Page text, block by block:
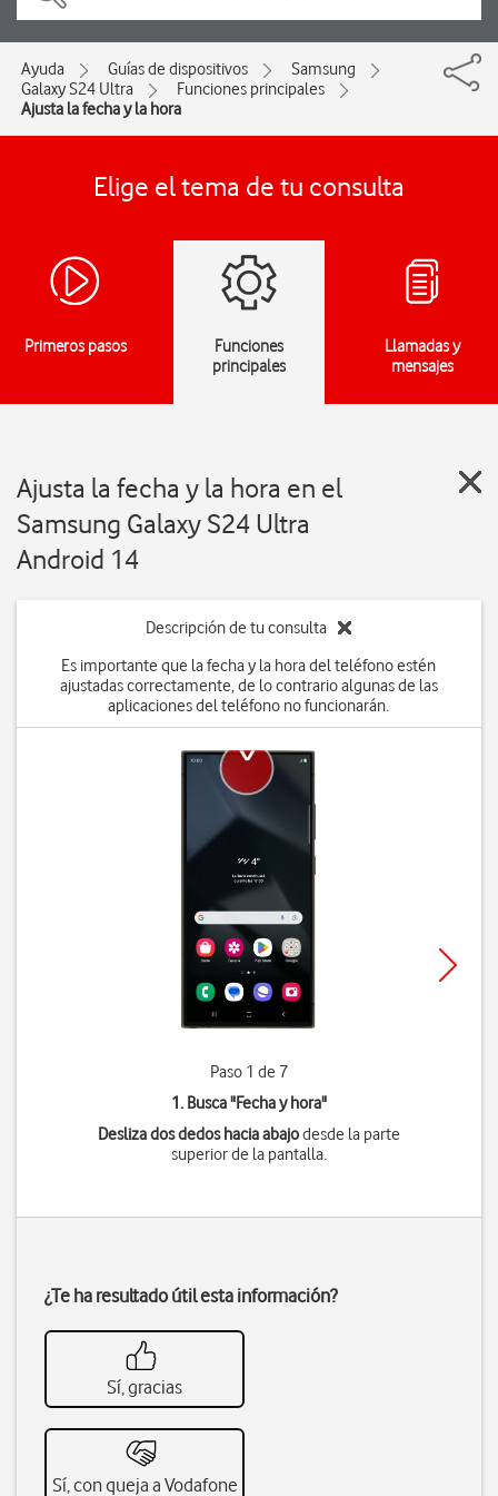
Ayuda Guías de dispositivos
Samsung
Galaxy S24 Ultra
Funciones principales
Ajusta la fecha y la hora
Elige el tema de tu consulta
Primeros pasos
Funciones
principales
Llamadas y
mensajes
Ajusta la fecha y la hora en el
Samsung Galaxy S24 Ultra
Android 14
Descripción de tu consulta
Es importante que la fecha y la hora del teléfono estén
ajustadas correctamente, de lo contrario algunas de las
aplicaciones del teléfono no funcionarán.
Paso 1 de 7
1. Busca "Fecha y hora"
Desliza dos dedos hacia abajodesde la parte
superior de la pantalla.
¿Te ha resultado útil esta información?
Sí, gracias
Sí, con queja a Vodafone